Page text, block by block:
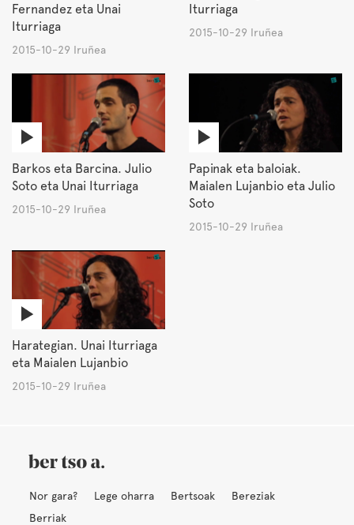
Fernandez eta Unai
Iturriaga
2015-10-29 Iruñea
Iturriaga
2015-10-29 Iruñea
Barkos eta Barcina. Julio
Soto eta Unai Iturriaga
2015-10-29 Iruñea
Papinak eta baloiak.
Maialen Lujanbio eta Julio
Soto
2015-10-29 Iruñea
Harategian. Unai Iturriaga
eta Maialen Lujanbio
2015-10-29 Iruñea
Nor gara? Lege oharra Bertsoak
Bereziak
Berriak